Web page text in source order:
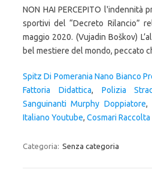
NON HAI PERCEPITO l'indennità
sportivi del “Decreto Rilancio”
maggio 2020. (Vujadin Boškov)
bel mestiere del mondo, peccato
Spitz Di Pomerania Nano Bianco
Fattoria Didattica, Polizia
Sanguinanti Murphy Doppiatore,
Italiano Youtube, Cosmari
Categoria: Senza categoria